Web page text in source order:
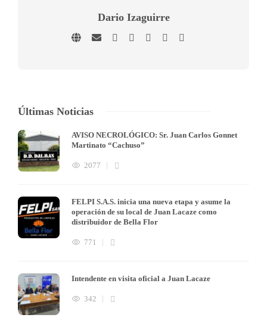
Dario Izaguirre
Últimas Noticias
AVISO NECROLÓGICO: Sr. Juan Carlos Gonnet
Martinato “Cachuso”
2077
FELPI S.A.S. inicia una nueva etapa y asume la
operación de su local de Juan Lacaze como
distribuidor de Bella Flor
771
Intendente en visita oficial a Juan Lacaze
342